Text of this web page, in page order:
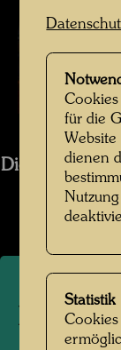
Der Motorraum ,
Die
Der
für die
dienen
Statistik